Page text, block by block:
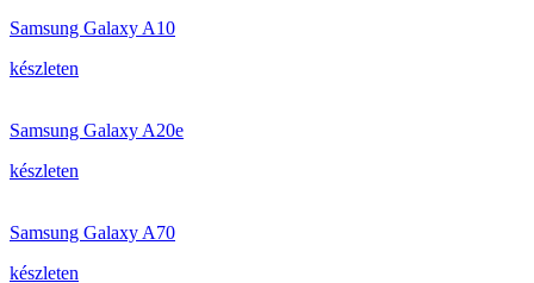
Samsung Galaxy A10
készleten
Samsung Galaxy A20e
készleten
Samsung Galaxy A70
készleten